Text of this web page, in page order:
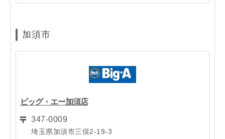
加須市
ビッグ・エー加須店
347-0009
埼玉県加須市三俣2-19-3